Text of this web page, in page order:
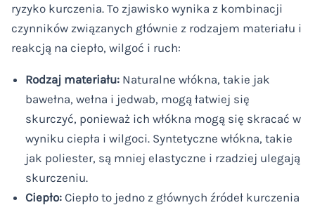
ryzyko kurczenia. To zjawisko wynika z kombinacji
czynników związanych głównie z rodzajem materiału i
reakcją na ciepło, wilgoć i ruch:
Rodzaj materiału: Naturalne włókna, takie jak
bawełna, wełna i jedwab, mogą łatwiej się
skurczyć, ponieważ ich włókna mogą się skracać w
wyniku ciepła i wilgoci. Syntetyczne włókna, takie
jak poliester, są mniej elastyczne i rzadziej ulegają
skurczeniu.
Ciepło: Ciepło to jedno z głównych źródeł kurczenia